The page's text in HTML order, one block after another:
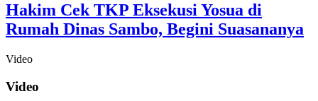
Hakim Cek TKP Eksekusi Yosua di
Rumah Dinas Sambo, Begini Suasananya
Video
Video